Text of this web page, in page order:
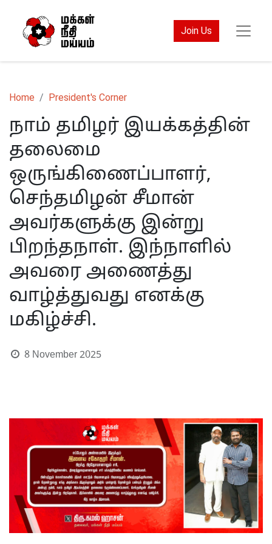
Join Us
Home President's Corner
நாம் தமிழர் இயக்கத்தின்
தலைமை
ஒருங்கிணைப்பாளர்,
செந்தமிழன் சீமான்
அவர்களுக்கு இன்று
பிறந்தநாள். இந்நாளில்
அவரை அணைத்து
வாழ்த்துவது எனக்கு
மகிழ்ச்சி.
8 November 2025